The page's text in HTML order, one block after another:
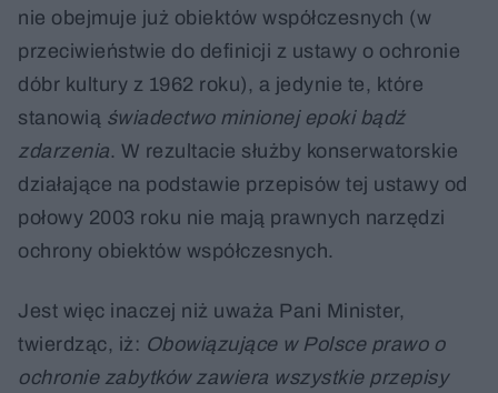
nie obejmuje już obiektów współczesnych (w
przeciwieństwie do definicji z ustawy o ochronie
dóbr kultury z 1962 roku), a jedynie te, które
stanowią świadectwo minionej epoki bądź
zdarzenia. W rezultacie służby konserwatorskie
działające na podstawie przepisów tej ustawy od
połowy 2003 roku nie mają prawnych narzędzi
ochrony obiektów współczesnych.
Jest więc inaczej niż uważa Pani Minister,
twierdząc, iż: Obowiązujące w Polsce prawo o
ochronie zabytków zawiera wszystkie przepisy